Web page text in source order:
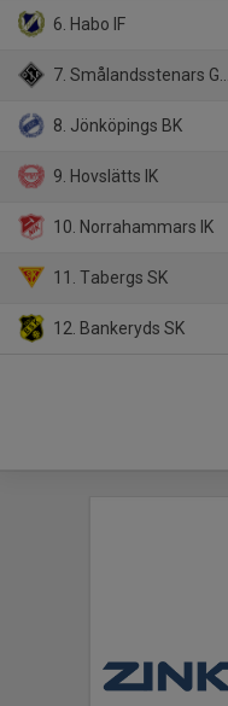
6. Habo IF
7. Smålandsstenars GOIF
8. Jönköpings BK
9. Hovslätts IK
10. Norrahammars IK
11. Tabergs SK
12. Bankeryds SK